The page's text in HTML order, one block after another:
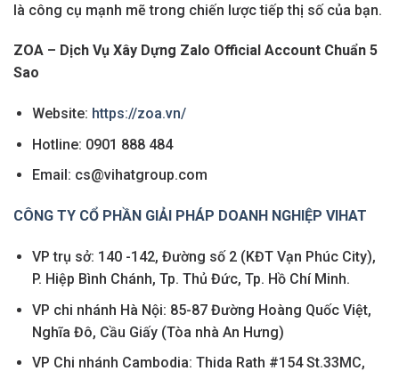
là công cụ mạnh mẽ trong chiến lược tiếp thị số của bạn.
ZOA – Dịch Vụ Xây Dựng Zalo Official Account Chuẩn 5
Sao
Website: https://zoa.vn/
Hotline: 0901 888 484
Email: cs@vihatgroup.com
CÔNG TY CỔ PHẦN GIẢI PHÁP DOANH NGHIỆP VIHAT
VP trụ sở: 140 -142, Đường số 2 (KĐT Vạn Phúc City),
P. Hiệp Bình Chánh, Tp. Thủ Đức, Tp. Hồ Chí Minh.
VP chi nhánh Hà Nội: 85-87 Đường Hoàng Quốc Việt,
Nghĩa Đô, Cầu Giấy (Tòa nhà An Hưng)
VP Chi nhánh Cambodia: Thida Rath #154 St.33MC,